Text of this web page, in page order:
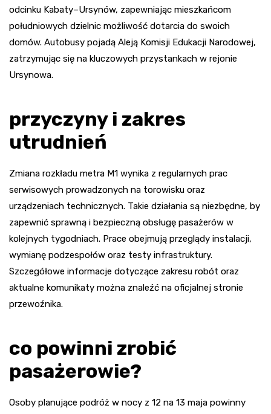
odcinku Kabaty–Ursynów, zapewniając mieszkańcom
południowych dzielnic możliwość dotarcia do swoich
domów. Autobusy pojadą Aleją Komisji Edukacji Narodowej,
zatrzymując się na kluczowych przystankach w rejonie
Ursynowa.
przyczyny i zakres
utrudnień
Zmiana rozkładu metra M1 wynika z regularnych prac
serwisowych prowadzonych na torowisku oraz
urządzeniach technicznych. Takie działania są niezbędne, by
zapewnić sprawną i bezpieczną obsługę pasażerów w
kolejnych tygodniach. Prace obejmują przeglądy instalacji,
wymianę podzespołów oraz testy infrastruktury.
Szczegółowe informacje dotyczące zakresu robót oraz
aktualne komunikaty można znaleźć na oficjalnej stronie
przewoźnika.
co powinni zrobić
pasażerowie?
Osoby planujące podróż w nocy z 12 na 13 maja powinny